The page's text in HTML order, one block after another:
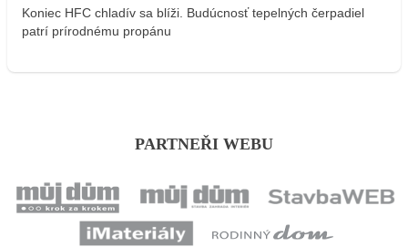
Koniec HFC chladív sa blíži. Budúcnosť tepelných čerpadiel
patrí prírodnému propánu
PARTNEŘI WEBU